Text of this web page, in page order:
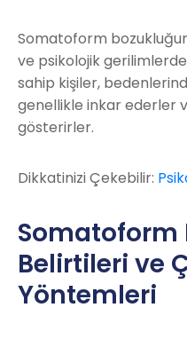
Somatoform
ve psikolojik
sahip kişiler,
genellikle inkar ederler
gösterirler.
Dikkatinizi Çekebilir:
Somatoform
Belirtileri ve
Yöntemleri